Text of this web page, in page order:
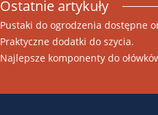
Ostatnie artykuły
Pustaki do ogrodzenia dostępne
Praktyczne dodatki do szycia.
Najlepsze komponenty do